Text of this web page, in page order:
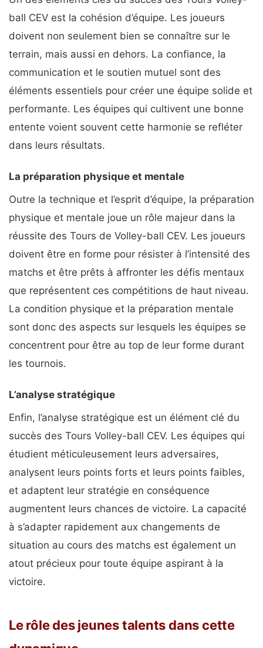
ball CEV est la cohésion d’équipe. Les joueurs
doivent non seulement bien se connaître sur le
terrain, mais aussi en dehors. La confiance, la
communication et le soutien mutuel sont des
éléments essentiels pour créer une équipe solide et
performante. Les équipes qui cultivent une bonne
entente voient souvent cette harmonie se refléter
dans leurs résultats.
La préparation physique et mentale
Outre la technique et l’esprit d’équipe, la préparation
physique et mentale joue un rôle majeur dans la
réussite des Tours de Volley-ball CEV. Les joueurs
doivent être en forme pour résister à l’intensité des
matchs et être prêts à affronter les défis mentaux
que représentent ces compétitions de haut niveau.
La condition physique et la préparation mentale
sont donc des aspects sur lesquels les équipes se
concentrent pour être au top de leur forme durant
les tournois.
L’analyse stratégique
Enfin, l’analyse stratégique est un élément clé du
succès des Tours Volley-ball CEV. Les équipes qui
étudient méticuleusement leurs adversaires,
analysent leurs points forts et leurs points faibles,
et adaptent leur stratégie en conséquence
augmentent leurs chances de victoire. La capacité
à s’adapter rapidement aux changements de
situation au cours des matchs est également un
atout précieux pour toute équipe aspirant à la
victoire.
Le rôle des jeunes talents dans cette